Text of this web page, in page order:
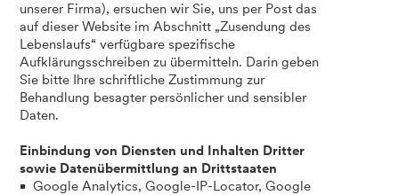
unserer Firma), ersuchen wir Sie, uns per Post das
auf dieser Website im Abschnitt „Zusendung des
Lebenslaufs“ verfügbare spezifische
Aufklärungsschreiben zu übermitteln. Darin geben
Sie bitte Ihre schriftliche Zustimmung zur
Behandlung besagter persönlicher und sensibler
Daten.
Einbindung von Diensten und Inhalten Dritter
sowie Datenübermittlung an Drittstaaten
Google Analytics, Google-IP-Locator, Google